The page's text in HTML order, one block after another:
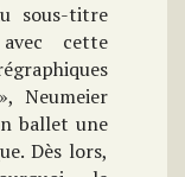
sous-titre
cette
Neumeier
ballet une
Dès lors,